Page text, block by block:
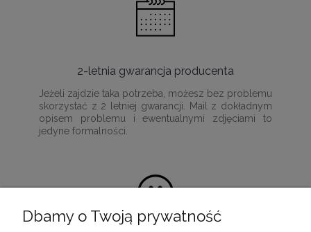
2-letnia gwarancja producenta
Jeżeli zajdzie taka potrzeba, możesz bez problemu
skorzystać z 2 letniej gwarancji. Mail z dokładnym
opisem problemu i ewentualnymi zdjęciami to
jedyne formalności.
Dbamy o Twoją prywatność